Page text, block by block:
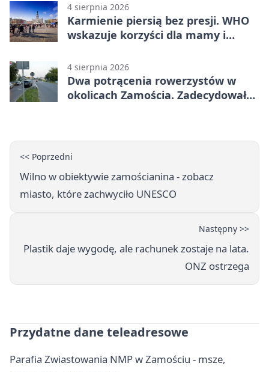
4 sierpnia 2026
Karmienie piersią bez presji. WHO
wskazuje korzyści dla mamy i
4 sierpnia 2026
Dwa potrącenia rowerzystów w
okolicach Zamościa. Zadecydowało
<< Poprzedni
Wilno w obiektywie zamościanina - zobacz
miasto, które zachwyciło UNESCO
Następny >>
Plastik daje wygodę, ale rachunek zostaje na lata.
ONZ ostrzega
Przydatne dane teleadresowe
Parafia Zwiastowania NMP w Zamościu - msze,